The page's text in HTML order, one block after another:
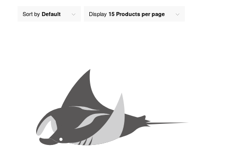
Sort by Default Display 15 Products per page